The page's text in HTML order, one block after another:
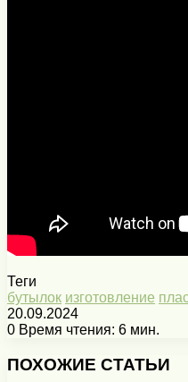
Теги
бутылок изготовление
20.09.2024
0 Время чтения: 6 мин.
ПОХОЖИЕ СТАТЬИ